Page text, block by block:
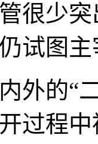
很少
试图
外的“
过程